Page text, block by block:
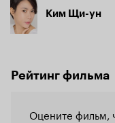
Ким Щи-ун
Рейтинг фильма
Оцените фильм,